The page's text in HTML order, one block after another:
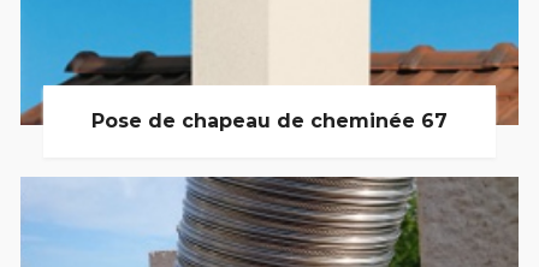
Pose de chapeau de cheminée 67